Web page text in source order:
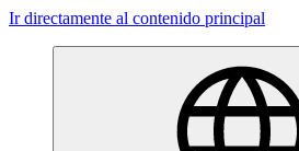
Ir directamente al contenido principal